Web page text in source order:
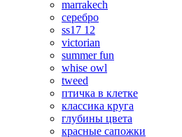
marrakech
серебро
ss17 12
victorian
summer fun
whise owl
tweed
птичка в клетке
классика круга
глубины цвета
красные сапожки